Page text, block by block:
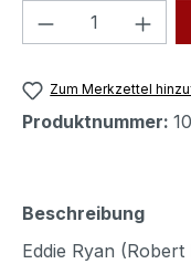
Produkt
Zum Merkzettel
Produktnummer:
Beschreibung
Eddie Ryan